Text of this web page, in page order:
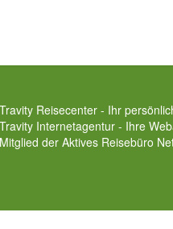
Travity Reisecenter - Ihr
Travity Internetagentur - Ihre
Mitglied der Aktives Reisebüro